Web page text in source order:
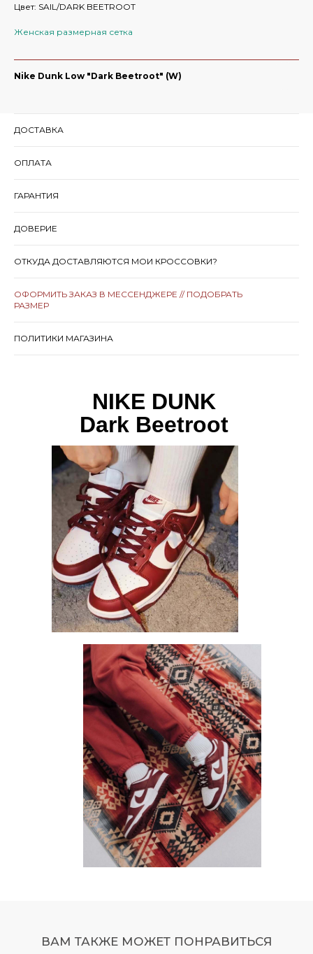
Цвет: SAIL/DARK BEETROOT
Женская размерная сетка
Nike Dunk Low "Dark Beetroot" (W)
ДОСТАВКА
ОПЛАТА
ГАРАНТИЯ
ДОВЕРИЕ
ОТКУДА ДОСТАВЛЯЮТСЯ МОИ КРОССОВКИ?
ОФОРМИТЬ ЗАКАЗ В МЕССЕНДЖЕРЕ // ПОДОБРАТЬ
РАЗМЕР
ПОЛИТИКИ МАГАЗИНА
NIKE DUNK
Dark Beetroot
ВАМ ТАКЖЕ МОЖЕТ ПОНРАВИТЬСЯ